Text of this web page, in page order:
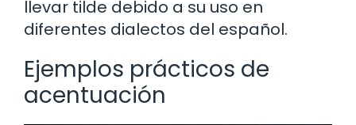
llevar tilde debido a su uso en
diferentes dialectos del español.
Ejemplos prácticos de
acentuación